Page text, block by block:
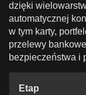
dzięki
automatycznej
w tym karty,
przelewy
bezpieczeństwa i
Etap